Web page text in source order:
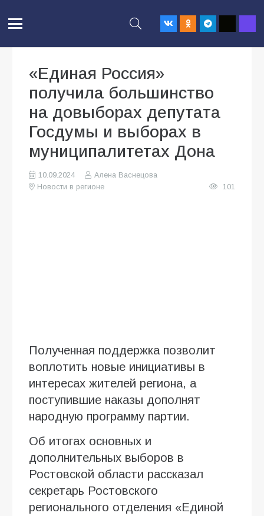
«Единая Россия»
получила большинство
на довыборах депутата
Госдумы и выборах в
муниципалитетах Дона
10.09.2024
Алена Васнецова
Новости в регионе
101
Полученная поддержка позволит
воплотить новые инициативы в
интересах жителей региона, а
поступившие наказы дополнят
народную программу партии.
Об итогах основных и
дополнительных выборов в
Ростовской области рассказал
секретарь Ростовского
регионального отделения «Единой